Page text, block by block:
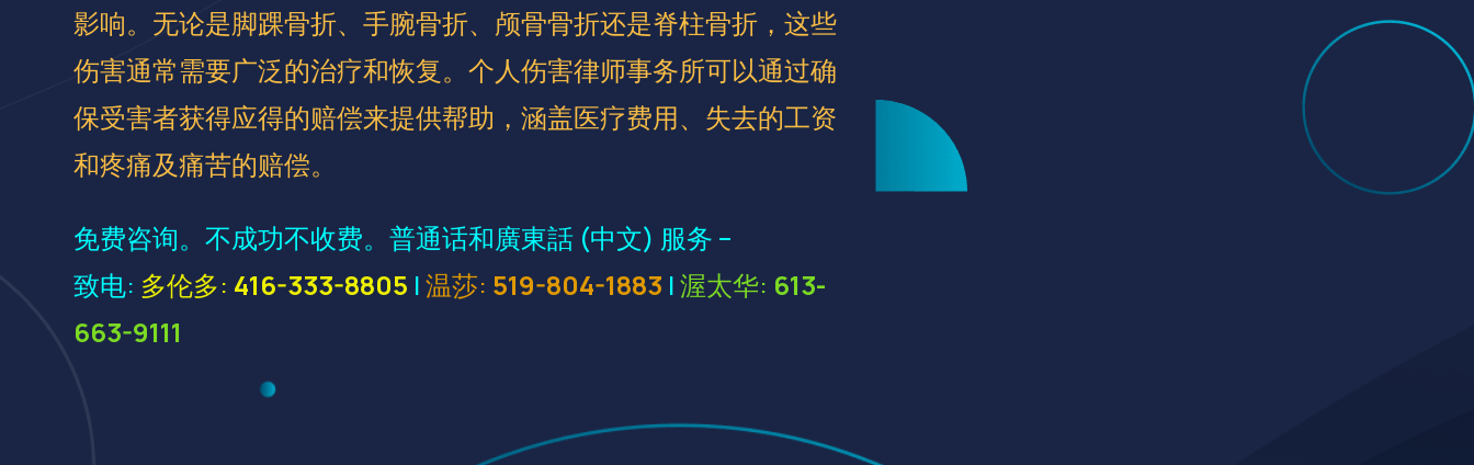
影响。无论是脚踝骨折、手腕骨折、颅骨骨折还是脊柱骨折，这些
伤害通常需要广泛的治疗和恢复。个人伤害律师事务所可以通过确
保受害者获得应得的赔偿来提供帮助，涵盖医疗费用、失去的工资
和疼痛及痛苦的赔偿。
免费咨询。不成功不收费。普通话和廣東話 (中文) 服务 –
致电: 多伦多: 416-333-8805 |温莎: 519-804-1883 |渥太华: 613-
663-9111